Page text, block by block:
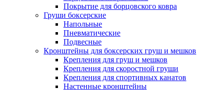
Покрытие для борцовского ковра
Груши боксерские
Напольные
Пневматические
Подвесные
Кронштейны для боксерских груш и мешков
Крепления для груш и мешков
Крепления для скоростной груши
Крепления для спортивных канатов
Настенные кронштейны